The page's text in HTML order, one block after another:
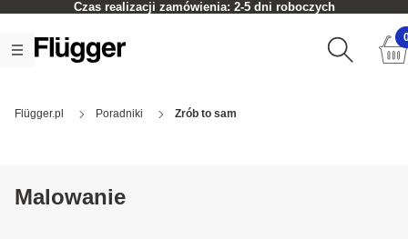
Czas realizacji zamówienia: 2-5 dni roboczych
Flügger.pl Poradniki Zrób to sam
Malowanie